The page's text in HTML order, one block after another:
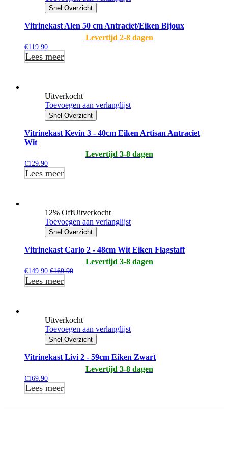
Snel Overzicht
Vitrinekast Alen 50 cm Antraciet/Eiken Bijoux
Levertijd 2-8 dagen
€119.90
Lees meer
Uitverkocht
Toevoegen aan verlanglijst
Snel Overzicht
Vitrinekast Kevin 3 - 40cm Eiken Artisan Antraciet
Wit
Levertijd 3-8 dagen
€129.90
Lees meer
12% OffUitverkocht
Toevoegen aan verlanglijst
Snel Overzicht
Vitrinekast Carlo 2 - 48cm Wit Eiken Flagstaff
Levertijd 3-8 dagen
€149.90 €169.90
Lees meer
Uitverkocht
Toevoegen aan verlanglijst
Snel Overzicht
Vitrinekast Livi 2 - 59cm Eiken Zwart
Levertijd 3-8 dagen
€169.90
Lees meer